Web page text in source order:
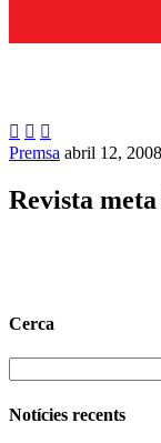
  
Premsa abril 12, 2008
Revista
Cerca
Notícies recents